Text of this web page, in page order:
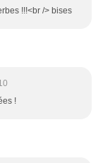
!!!<br /> bises
!